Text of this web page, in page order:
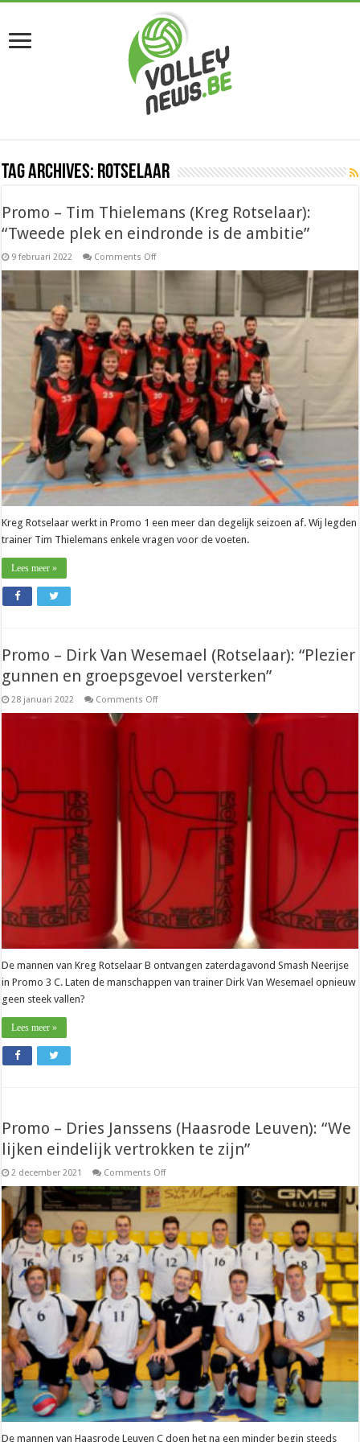
Tag Archives: Rotselaar
Promo – Tim Thielemans (Kreg Rotselaar):
“Tweede plek en eindronde is de ambitie”
9 februari 2022 Comments Offon
(Kreg
Rotselaar):
“Tweede
plek
en
eindronde
is
de
ambitie”
Kreg Rotselaar werkt in Promo 1 een meer dan degelijk seizoen af. Wij legden
trainer Tim Thielemans enkele vragen voor de voeten.
Lees meer »
Promo – Dirk Van Wesemael (Rotselaar): “Plezier
gunnen en groepsgevoel versterken”
28 januari 2022 Comments Offon
“Plezier
gunnen
en
groepsgevoel
versterken”
De mannen van Kreg Rotselaar B ontvangen zaterdagavond Smash Neerijse
in Promo 3 C. Laten de manschappen van trainer Dirk Van Wesemael opnieuw
geen steek vallen?
Lees meer »
Promo – Dries Janssens (Haasrode Leuven): “We
lijken eindelijk vertrokken te zijn”
2 december 2021 Comments Offon
–
Dries
Janssens
(Haasrode
Leuven):
“We
lijken
eindelijk
vertrokken
te
zijn”
De mannen van Haasrode Leuven C doen het na een minder begin steeds